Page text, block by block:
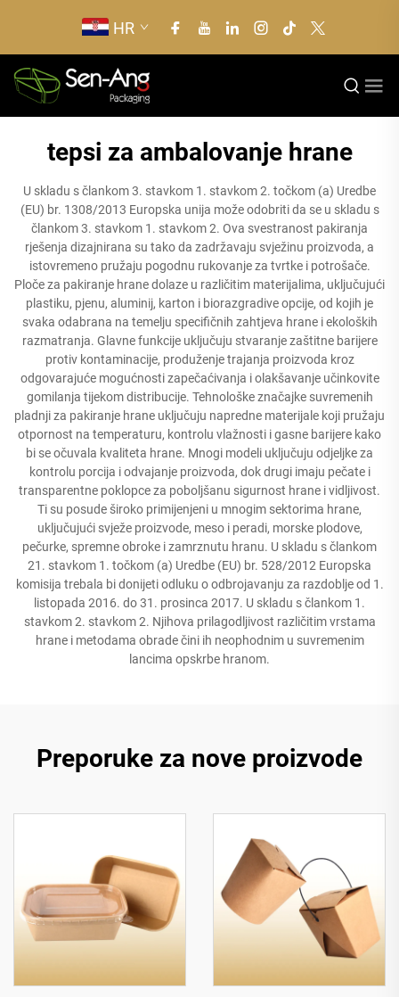
HR
tepsi za ambalovanje hrane
U skladu s člankom 3. stavkom 1. stavkom 2. točkom (a) Uredbe
(EU) br. 1308/2013 Europska unija može odobriti da se u skladu s
člankom 3. stavkom 1. stavkom 2. Ova svestranost pakiranja
rješenja dizajnirana su tako da zadržavaju svježinu proizvoda, a
istovremeno pružaju pogodnu rukovanje za tvrtke i potrošače.
Ploče za pakiranje hrane dolaze u različitim materijalima, uključujući
plastiku, pjenu, aluminij, karton i biorazgradive opcije, od kojih je
svaka odabrana na temelju specifičnih zahtjeva hrane i ekoloških
razmatranja. Glavne funkcije uključuju stvaranje zaštitne barijere
protiv kontaminacije, produženje trajanja proizvoda kroz
odgovarajuće mogućnosti zapečaćivanja i olakšavanje učinkovite
gomilanja tijekom distribucije. Tehnološke značajke suvremenih
pladnji za pakiranje hrane uključuju napredne materijale koji pružaju
otpornost na temperaturu, kontrolu vlažnosti i gasne barijere kako
bi se očuvala kvaliteta hrane. Mnogi modeli uključuju odjeljke za
kontrolu porcija i odvajanje proizvoda, dok drugi imaju pečate i
transparentne poklopce za poboljšanu sigurnost hrane i vidljivost.
Ti su posude široko primijenjeni u mnogim sektorima hrane,
uključujući svježe proizvode, meso i peradi, morske plodove,
pečurke, spremne obroke i zamrznutu hranu. U skladu s člankom
21. stavkom 1. točkom (a) Uredbe (EU) br. 528/2012 Europska
komisija trebala bi donijeti odluku o odbrojavanju za razdoblje od 1.
listopada 2016. do 31. prosinca 2017. U skladu s člankom 1.
stavkom 2. stavkom 2. Njihova prilagodljivost različitim vrstama
hrane i metodama obrade čini ih neophodnim u suvremenim
lancima opskrbe hranom.
Preporuke za nove proizvode